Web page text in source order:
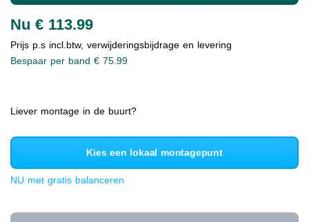
Nu € 113.99
Prijs p.s incl.btw, verwijderingsbijdrage en levering
Bespaar per band € 75.99
Liever montage in de buurt?
Kies een lokaal montagepunt
NU met gratis balanceren